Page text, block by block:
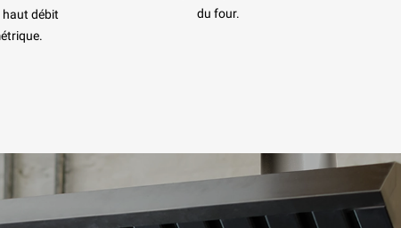
haut débit
du four.